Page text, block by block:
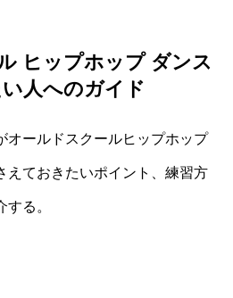
ヒップホップ ダンス
人へのガイド
オールドスクールヒップホップ
えておきたいポイント、練習方
る。